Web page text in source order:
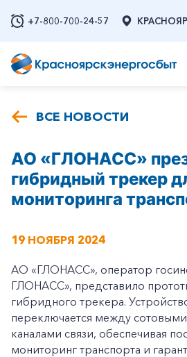
+7-800-700-24-57
ВСЕ НОВОСТИ
АО «ГЛОНАСС»
гибридный трекер
мониторинга
19 НОЯБРЯ 2024
АО «ГЛОНАСС», оператор
ГЛОНАСС», представило
гибридного трекера.
переключается между
каналами связи, обеспечивая
мониторинг транспорта и